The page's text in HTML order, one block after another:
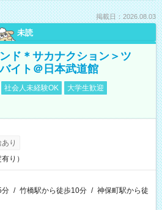
掲載日：2026.08.03
未読
ド＊サカナクション＞ツ
イト＠日本武道館
社会人未経験OK
大学生歓迎
り
り）
分 / 竹橋駅から徒歩10分 / 神保町駅から徒